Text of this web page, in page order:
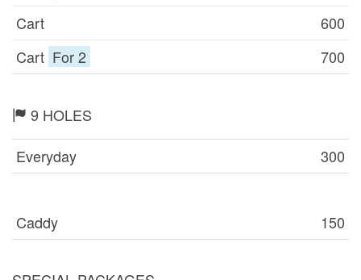
Cart
600
Cart For 2 700
9 HOLES
Everyday
300
Caddy 150